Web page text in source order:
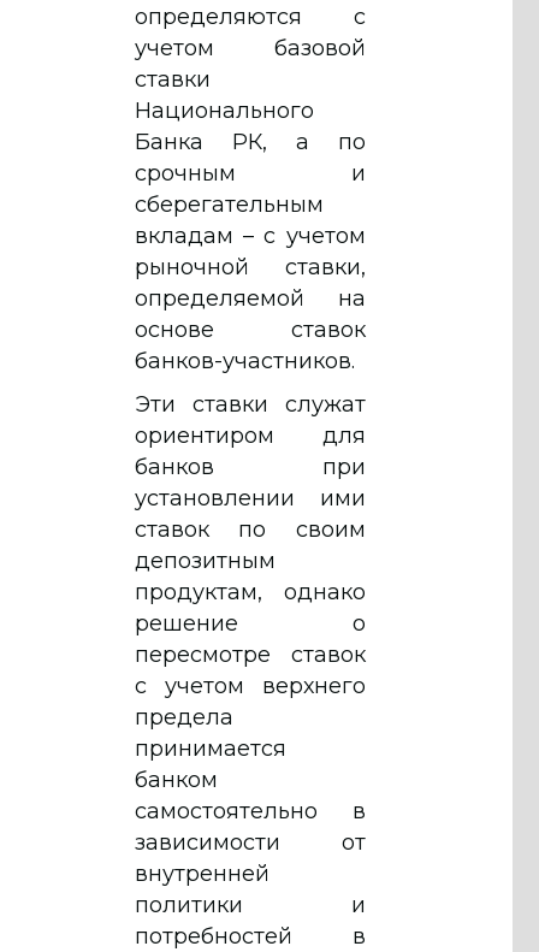
определяются с
учетом базовой
ставки
Национального
Банка РК, а по
срочным и
сберегательным
вкладам – с учетом
рыночной ставки,
определяемой на
основе ставок
банков-участников.
Эти ставки служат
ориентиром для
банков при
установлении ими
ставок по своим
депозитным
продуктам, однако
решение о
пересмотре ставок
с учетом верхнего
предела
принимается
банком
самостоятельно в
зависимости от
внутренней
политики и
потребностей в